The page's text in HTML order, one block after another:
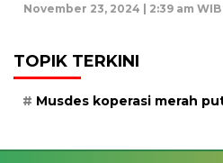
November 23, 2024 | 2:39 am WIB
TOPIK TERKINI
Musdes koperasi merah